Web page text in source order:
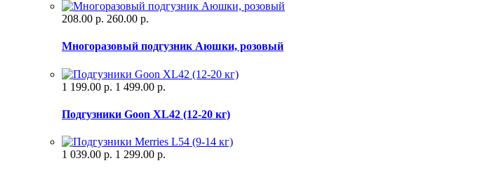
208.00 р. 260.00 р.
Многоразовый подгузник Аюшки, розовый
1 199.00 р. 1 499.00 р.
Подгузники Goon XL42 (12-20 кг)
1 039.00 р. 1 299.00 р.